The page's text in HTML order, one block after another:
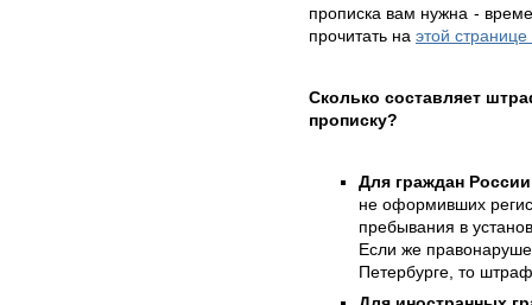
прописка вам нужна -
прочитать на этой странице
Сколько составляет
прописку?
Для граждан России
не оформивших
пребывания в
Если же
Петербурге, то